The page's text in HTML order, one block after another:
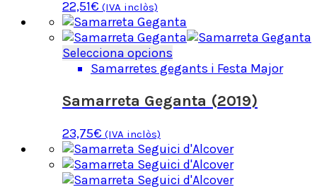
es
poden
triar
a
la
pàgina
del
22,51€ (IVA inclòs)
Selecciona opcions
producte
diverses
opcions
es
poden
Samarretes gegants i Festa Major
Samarreta Geganta (2019)
23,75€ (IVA inclòs)